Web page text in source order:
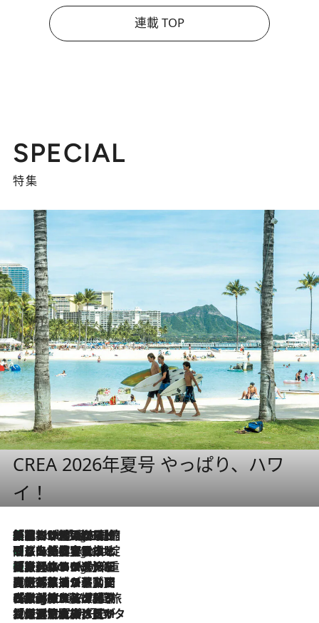
連載 TOP
SPECIAL
特集
CREA 2026年夏号 やっぱり、ハワ
イ！
5 Hours Ago
「荷物が増えるほど旅ストレスは増す」美容ジャーナリストがたどり着いた最終結論。“化粧品を劇的に減らす”感動の凝縮美容とは
5 Hours Ago
「旅先には金髪ウィッグを持参」日本と同じメイクでは損してる!? 美容ジャーナリストが提案する“掟破りの旅美容”とは
5 Hours Ago
【厳選旅コスメ】「身軽さ＆UV対策重視！」ヘアアーティストshucoが選んだ夏旅ベストコスメを発表【Mサイズジップ】
2026.8.5
【厳選旅コスメ】国内をあちこち移動する河井菜摘が選んだ夏旅ベストコスメ発表！「リラックスアイテムはマスト」【Mサイズジップ】
2026.8.4
【厳選旅コスメ】「紫外線＆乾燥対策しながらメイク感も！」ヘア＆メイクGeorgeが選んだ夏旅ベストコスメを発表！【Mサイズジップ】
2026.8.3
【厳選旅コスメ】「保湿もタイパ重視！」“サウナ好き”タレント清水みさとが愛用する夏旅ベストコスメを発表！【Mサイズジップ】